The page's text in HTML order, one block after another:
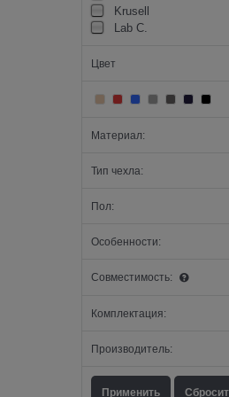
Krusell
Lab C.
Цвет
Материал:
Тип чехла:
Пол:
Особенности:
Совместимость:
Комплектация:
Производитель: